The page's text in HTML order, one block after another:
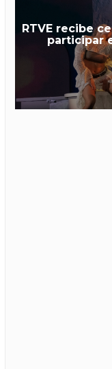
RTVE recibe
participar